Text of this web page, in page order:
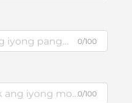
0/100
0/100